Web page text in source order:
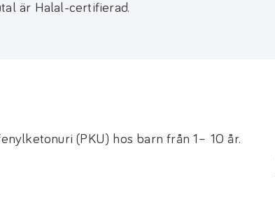
är Halal-certifierad.
(PKU) hos barn från 1– 10 år.